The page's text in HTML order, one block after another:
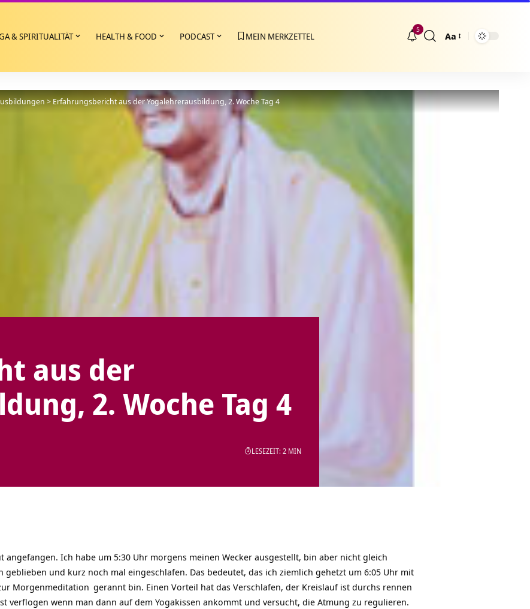
& SPIRITUALITÄT HEALTH & FOOD PODCAST MEIN MERKZETTEL
5
Größenänderung
Aa
>Erfahrungsbericht aus der Yogalehrerausbildung, 2. Woche Tag 4
aus der
2. Woche Tag 4
LESEZEIT: 2 MIN
angefangen. Ich habe um 5:30 Uhr morgens meinen Wecker ausgestellt, bin aber nicht gleich
geblieben und kurz noch mal eingeschlafen. Das bedeutet, das ich ziemlich gehetzt um 6:05 Uhr mit
Morgenmeditation gerannt bin. Einen Vorteil hat das Verschlafen, der Kreislauf ist durchs rennen
verflogen wenn man dann auf dem Yogakissen ankommt und versucht, die Atmung zu regulieren.